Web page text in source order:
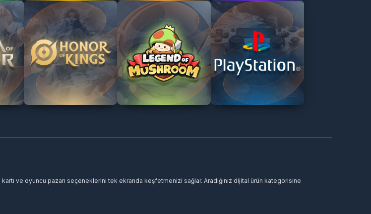
ve oyuncu pazarı seçeneklerini tek ekranda keşfetmenizi sağlar. Aradığınız dijital ürün kategorisine